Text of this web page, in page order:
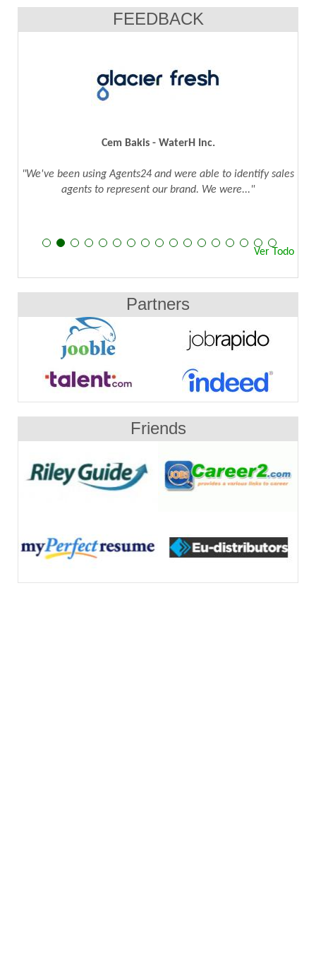
FEEDBACK
Cem Bakis - WaterH Inc.
"We've been using Agents24 and were able to identify sales
agents to represent our brand. We were..."
Ver Todo
Partners
Friends